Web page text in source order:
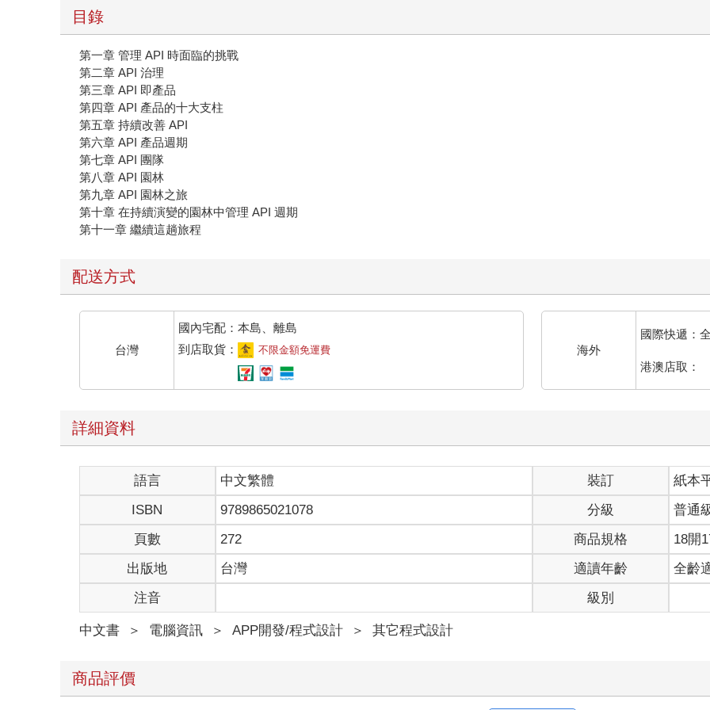
目錄
第一章 管理 API 時面臨的挑戰
第二章 API 治理
第三章 API 即產品
第四章 API 產品的十大支柱
第五章 持續改善 API
第六章 API 產品週期
第七章 API 團隊
第八章 API 園林
第九章 API 園林之旅
第十章 在持續演變的園林中管理 API 週期
第十一章 繼續這趟旅程
配送方式
台灣
國內宅配：本島、離島
到店取貨：
不限金額免運費 海外
國際快遞：
港澳店取：
詳細資料
語言 中文繁體 裝訂
紙本
ISBN
9789865021078 分級
普通
頁數
272 商品規格
18開
出版地
台灣 適讀年齡
全齡
注音
級別
中文書 ＞ 電腦資訊 ＞ APP開發/程式設計 ＞ 其它程式設計
商品評價